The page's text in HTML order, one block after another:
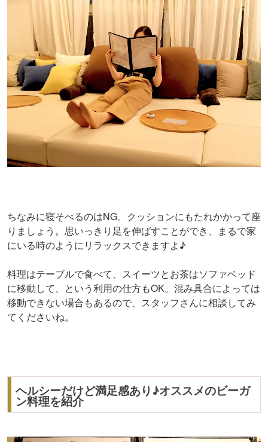
ちなみに寝そべるのはNG。クッションにもたれかかって座
りましょう。思いっきり足を伸ばすことができ、まるで家
にいる時のようにリラックスできますよ♪
料理はテーブルで食べて、スイーツとお茶はソファベッド
に移動して、という利用の仕方もOK。混み具合によっては
移動できない場合もあるので、スタッフさんに相談してみ
てくださいね。
ヘルシーだけど満足感あり♪オススメのビーガ
ン料理を紹介